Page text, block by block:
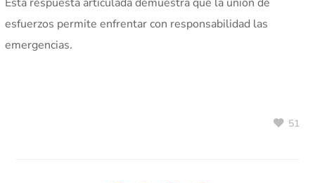
esfuerzos permite enfrentar con responsabilidad las
emergencias.
51